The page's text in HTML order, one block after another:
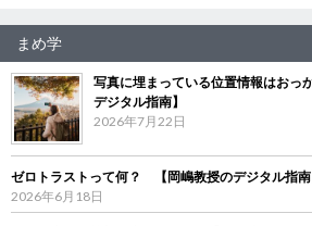
まめ学
写真に埋まっている位置情報はお
デジタル指南】
2026年7月22日
ゼロトラストって何？ 【岡嶋教授のデジタル指南
2026年6月18日